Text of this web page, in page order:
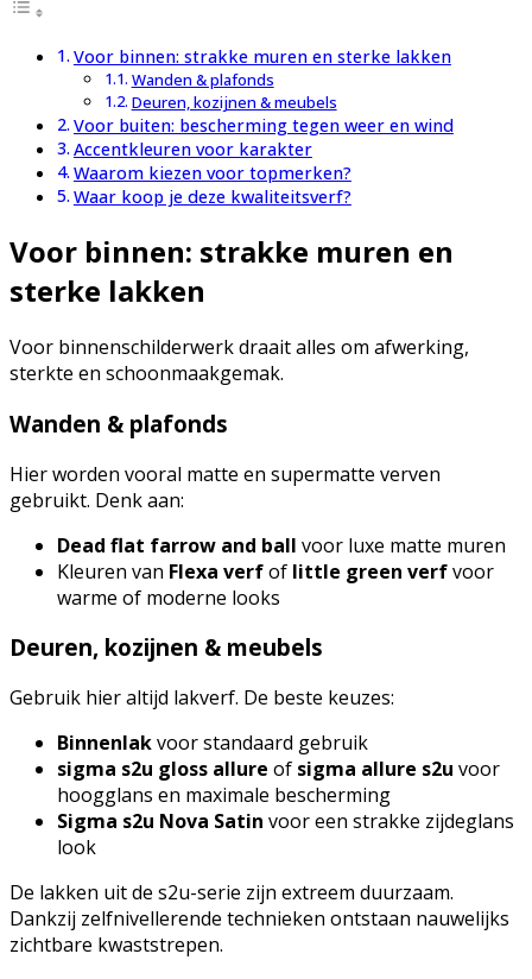
Voor binnen: strakke muren en sterke lakken
Wanden & plafonds
Deuren, kozijnen & meubels
Voor buiten: bescherming tegen weer en wind
Accentkleuren voor karakter
Waarom kiezen voor topmerken?
Waar koop je deze kwaliteitsverf?
Voor binnen: strakke muren en
sterke lakken
Voor binnenschilderwerk draait alles om afwerking,
sterkte en schoonmaakgemak.
Wanden & plafonds
Hier worden vooral matte en supermatte verven
gebruikt. Denk aan:
Dead flat farrow and ball voor luxe matte muren
Kleuren van Flexa verfof little green verfvoor
warme of moderne looks
Deuren, kozijnen & meubels
Gebruik hier altijd lakverf. De beste keuzes:
Binnenlakvoor standaard gebruik
sigma s2u gloss allure of sigma allure s2u voor
hoogglans en maximale bescherming
Sigma s2u Nova Satin voor een strakke zijdeglans
look
De lakken uit de s2u-serie zijn extreem duurzaam.
Dankzij zelfnivellerende technieken ontstaan nauwelijks
zichtbare kwaststrepen.